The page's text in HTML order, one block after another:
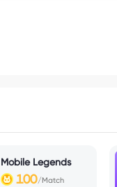
Mobile Legends
100/Match